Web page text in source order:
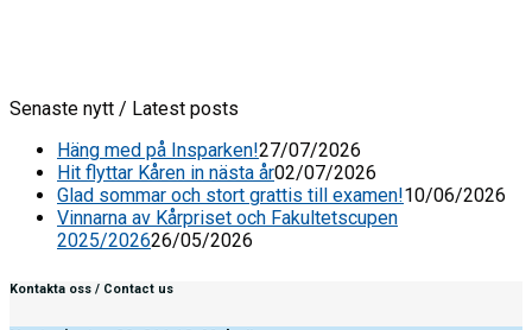
Senaste nytt / Latest posts
Häng med på Insparken!27/07/2026
Hit flyttar Kåren in nästa år02/07/2026
Glad sommar och stort grattis till examen!10/06/2026
Vinnarna av Kårpriset och Fakultetscupen
2025/202626/05/2026
Kontakta oss / Contact us